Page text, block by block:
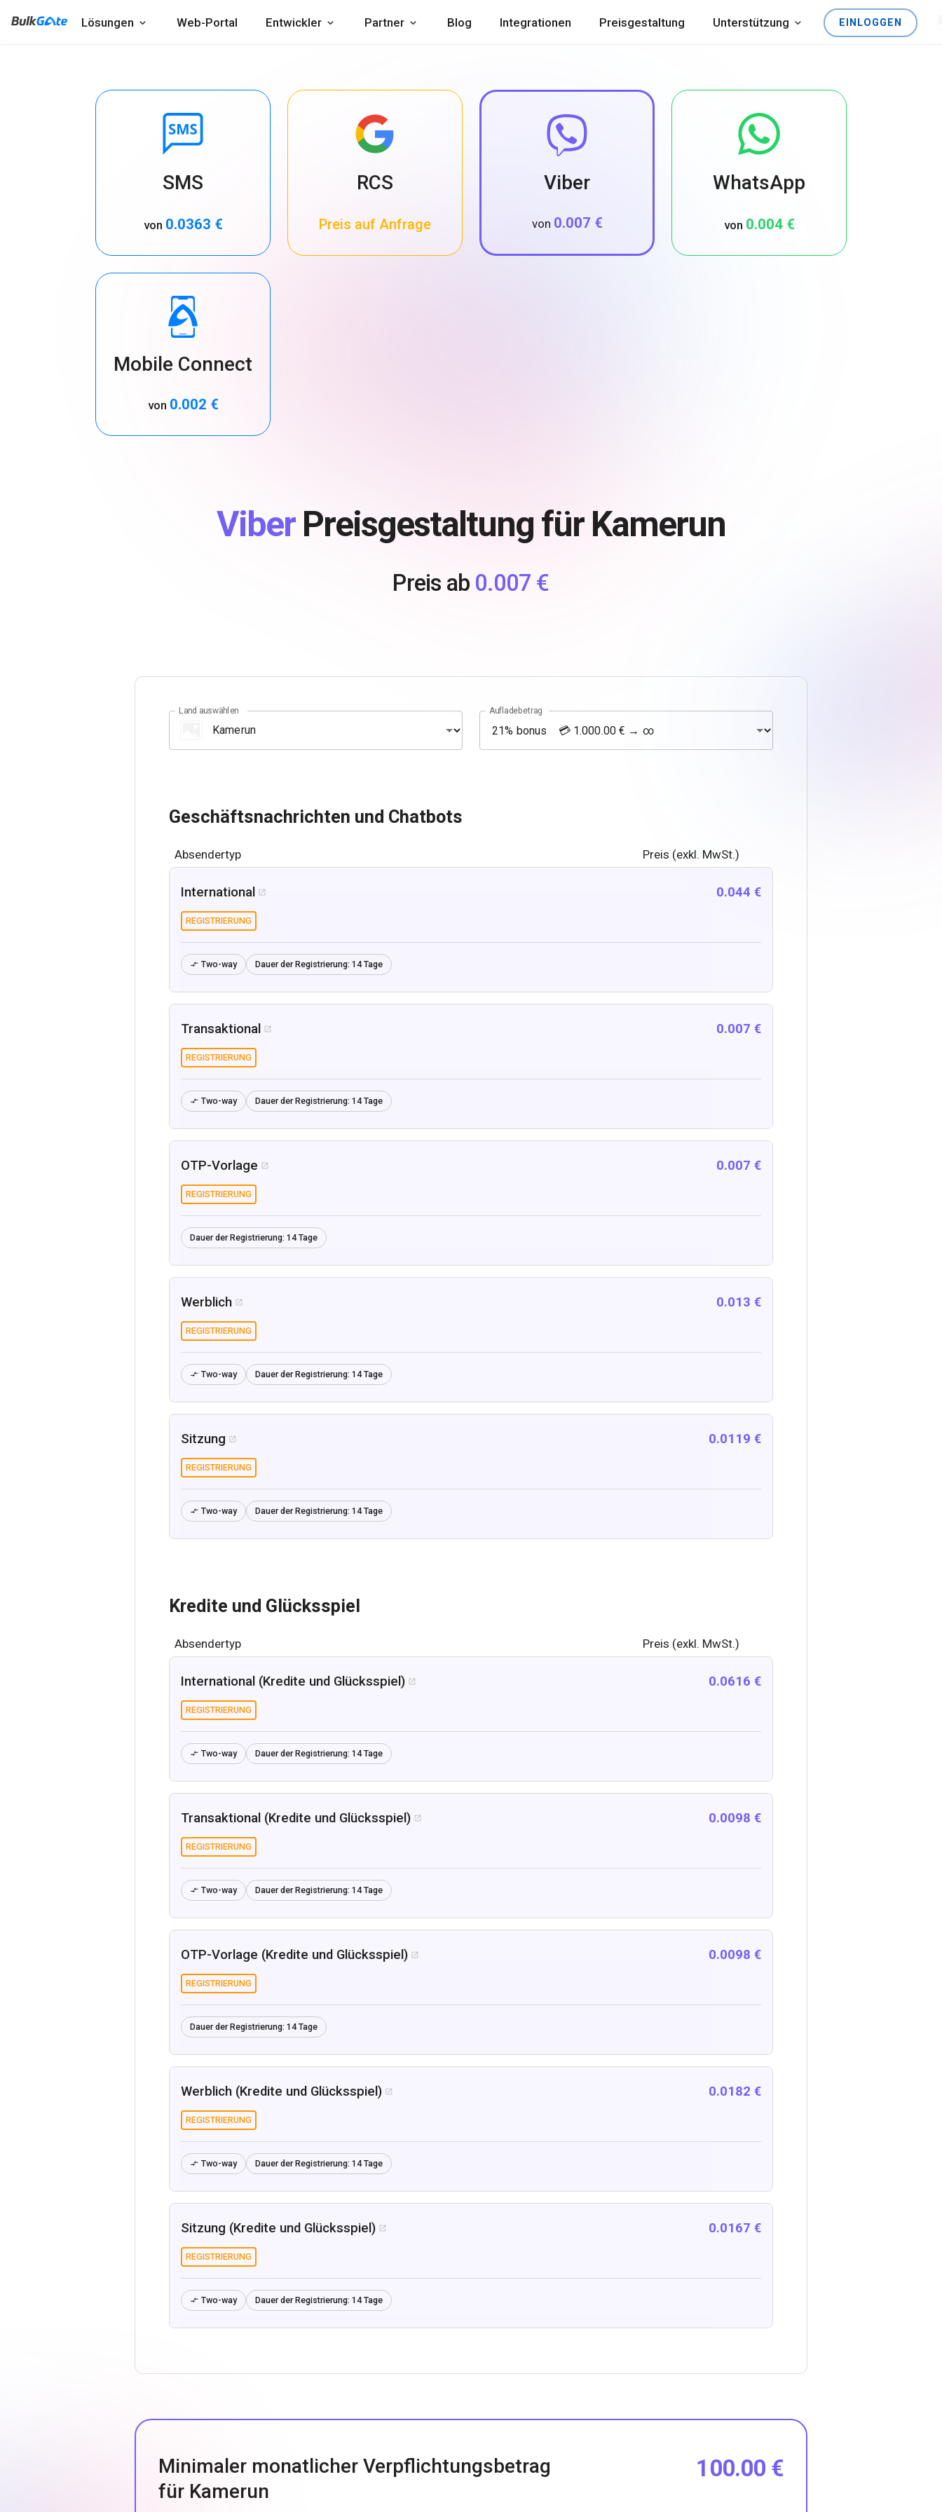
Lösungen Web-Portal Entwickler Partner Blog Integrationen Preisgestaltung Unterstützung EINLOGGEN
SMS
von 0.0363 €
RCS
Preis auf Anfrage
Viber
von 0.007 €
WhatsApp
von 0.004 €
Mobile Connect
von 0.002 €
ViberPreisgestaltung für Kamerun
Preis ab 0.007 €
Land auswählen Aufladebetrag
Geschäftsnachrichten und Chatbots
Absendertyp Preis (exkl. MwSt.)
International  0.044 €
REGISTRIERUNG
 Two-way Dauer der Registrierung: 14 Tage
Transaktional  0.007 €
REGISTRIERUNG
 Two-way Dauer der Registrierung: 14 Tage
OTP-Vorlage  0.007 €
REGISTRIERUNG
Dauer der Registrierung: 14 Tage
Werblich  0.013 €
REGISTRIERUNG
 Two-way Dauer der Registrierung: 14 Tage
Sitzung  0.0119 €
REGISTRIERUNG
 Two-way Dauer der Registrierung: 14 Tage
Kredite und Glücksspiel
Absendertyp Preis (exkl. MwSt.)
International (Kredite und Glücksspiel)  0.0616 €
REGISTRIERUNG
 Two-way Dauer der Registrierung: 14 Tage
Transaktional (Kredite und Glücksspiel)  0.0098 €
REGISTRIERUNG
 Two-way Dauer der Registrierung: 14 Tage
OTP-Vorlage (Kredite und Glücksspiel)  0.0098 €
REGISTRIERUNG
Dauer der Registrierung: 14 Tage
Werblich (Kredite und Glücksspiel)  0.0182 €
REGISTRIERUNG
 Two-way Dauer der Registrierung: 14 Tage
Sitzung (Kredite und Glücksspiel)  0.0167 €
REGISTRIERUNG
 Two-way Dauer der Registrierung: 14 Tage
Minimaler monatlicher Verpflichtungsbetrag
für Kamerun
100.00 €